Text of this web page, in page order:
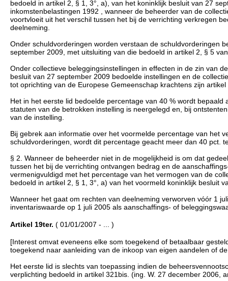
bedoeld in artikel 2, § 1, 3°, a), van het koninklijk besluit van 27
inkomstenbelastingen 1992 , wanneer de beheerder van de
voortvloeit uit het verschil tussen het bij de verrichting verkregen
deelneming.
Onder schuldvorderingen worden verstaan de schuldvorderingen
september 2009, met uitsluiting van die bedoeld in artikel 2, § 5
Onder collectieve beleggingsinstellingen in effecten in de zin van
besluit van 27 september 2009 bedoelde instellingen en de
tot oprichting van de Europese Gemeenschap krachtens zijn
Het in het eerste lid bedoelde percentage van 40 % wordt
statuten van de betrokken instelling is neergelegd en, bij
van de instelling.
Bij gebrek aan informatie over het voormelde percentage van het
schuldvorderingen, wordt dit percentage geacht meer dan 40 pct.
§ 2. Wanneer de beheerder niet in de mogelijkheid is om dat
tussen het bij de verrichting ontvangen bedrag en de
vermenigvuldigd met het percentage van het vermogen van de
bedoeld in artikel 2, § 1, 3°, a) van het voormeld koninklijk besluit
Wanneer het gaat om rechten van deelneming verworven vóór 1
inventariswaarde op 1 juli 2005 als aanschaffings- of
Artikel 19ter. ( 01/01/2007 - ... )
[Interest omvat eveneens elke som toegekend of betaalbaar
toegekend naar aanleiding van de inkoop van eigen aandelen of
Het eerste lid is slechts van toepassing indien de
verplichting bedoeld in artikel 321bis. (ing. W. 27 december 2006,